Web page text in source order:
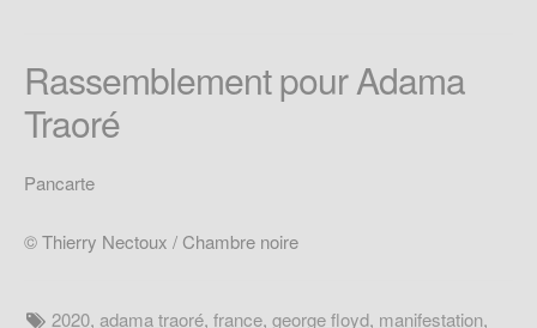
Rassemblement pour Adama
Traoré
Pancarte
© Thierry Nectoux / Chambre noire
2020, adama traoré,france,george floyd, manifestation,